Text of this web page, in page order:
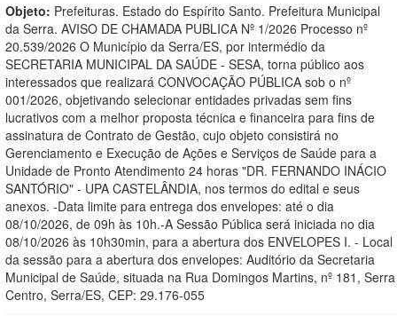
Objeto: Prefeituras. Estado do Espírito Santo. Prefeitura Municipal
da Serra. AVISO DE CHAMADA PUBLICA Nº 1/2026 Processo nº
20.539/2026 O Município da Serra/ES, por intermédio da
SECRETARIA MUNICIPAL DA SAÚDE - SESA, torna público aos
interessados que realizará CONVOCAÇÃO PÚBLICA sob o nº
001/2026, objetivando selecionar entidades privadas sem fins
lucrativos com a melhor proposta técnica e financeira para fins de
assinatura de Contrato de Gestão, cujo objeto consistirá no
Gerenciamento e Execução de Ações e Serviços de Saúde para a
Unidade de Pronto Atendimento 24 horas "DR. FERNANDO INÁCIO
SANTÓRIO" - UPA CASTELÂNDIA, nos termos do edital e seus
anexos. -Data limite para entrega dos envelopes: até o dia
08/10/2026, de 09h às 10h.-A Sessão Pública será iniciada no dia
08/10/2026 às 10h30min, para a abertura dos ENVELOPES I. - Local
da sessão para a abertura dos envelopes: Auditório da Secretaria
Municipal de Saúde, situada na Rua Domingos Martins, nº 181, Serra
Centro, Serra/ES, CEP: 29.176-055